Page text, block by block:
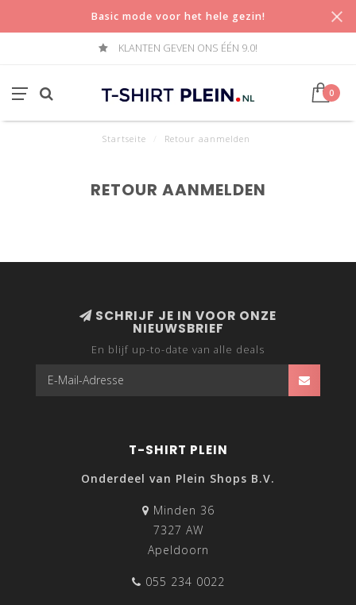
Basic mode voor het hele gezin!
KLANTEN GEVEN ONS ÉÉN 9.0!
0
Startseite Retour aanmelden
RETOUR AANMELDEN
SCHRIJF JE IN VOOR ONZE
NIEUWSBRIEF
En blijf up-to-date van alle deals
T-SHIRT PLEIN
Onderdeel van Plein Shops B.V.
Minden 36
7327 AW
Apeldoorn
055 234 0022